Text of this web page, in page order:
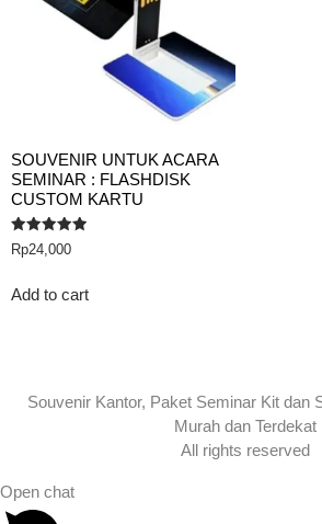
SOUVENIR UNTUK ACARA
SEMINAR : FLASHDISK
CUSTOM KARTU
Rated
5.00
Rp24,000
Add to cart
Souvenir Kantor, Paket Seminar Kit dan
Murah dan Terdekat
All rights reserved
Open chat